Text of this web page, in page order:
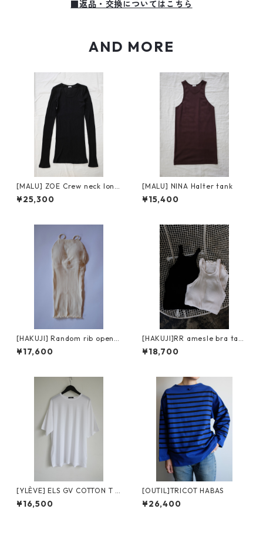
■返品・交換についてはこちら
AND MORE
[MALU] ZOE Crew neck long
sleeve
¥25,300
[MALU] NINA Halter tank
¥15,400
[HAKUJI] Random rib open b
ack cami / Ivory
¥17,600
[HAKUJI]RR amesle bra tan
ktop / black
¥18,700
[YLÈVE] ELS GV COTTON T /
WHITE
¥16,500
[OUTIL]TRICOT HABAS
¥26,400